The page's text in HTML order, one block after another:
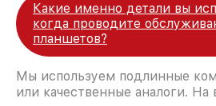
Какие именно детали вы
когда проводите
планшетов?
Мы используем подлинные
или качественные аналоги.